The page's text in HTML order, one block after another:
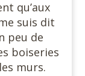
qu’aux
suis dit
peu de
boiseries
murs.